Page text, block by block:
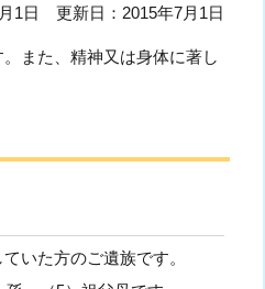
1日 更新日：2015年7月1日
また、精神又は身体に著し
いた方のご遺族です。